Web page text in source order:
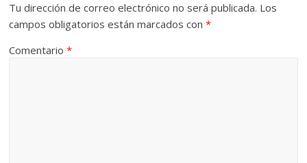
Tu dirección de correo electrónico no será publicada. Los
campos obligatorios están marcados con*
Comentario*